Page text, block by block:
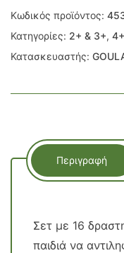
Κωδικός προϊόντος:
Κατηγορίες: 2+ & 3+,
Κατασκευαστής:
Περιγραφή
Σετ με 16
παιδιά να